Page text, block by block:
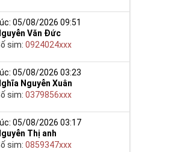
05/08/2026 09:51
Văn Đức
sim:0924024xxx
05/08/2026 03:23
Nguyễn Xuân
sim:0379856xxx
05/08/2026 03:17
Thị anh
sim:0859347xxx